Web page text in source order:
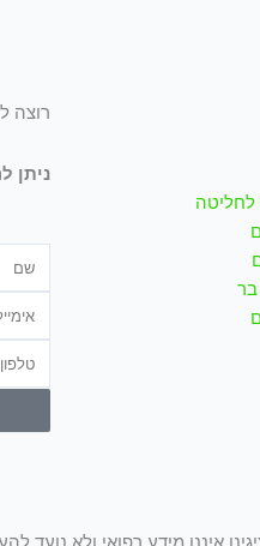
לחליטה
בר
רוצה
ניתן
איננו מידע רפואי ולא נועד